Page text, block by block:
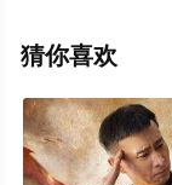
息可移步至豆瓣
猜你喜欢